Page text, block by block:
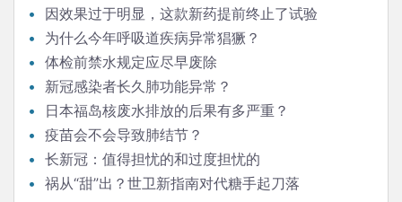
因效果过于明显，这款新药提前终止了试验
为什么今年呼吸道疾病异常猖獗？
体检前禁水规定应尽早废除
新冠感染者长久肺功能异常？
日本福岛核废水排放的后果有多严重？
疫苗会不会导致肺结节？
长新冠：值得担忧的和过度担忧的
祸从“甜”出？世卫新指南对代糖手起刀落